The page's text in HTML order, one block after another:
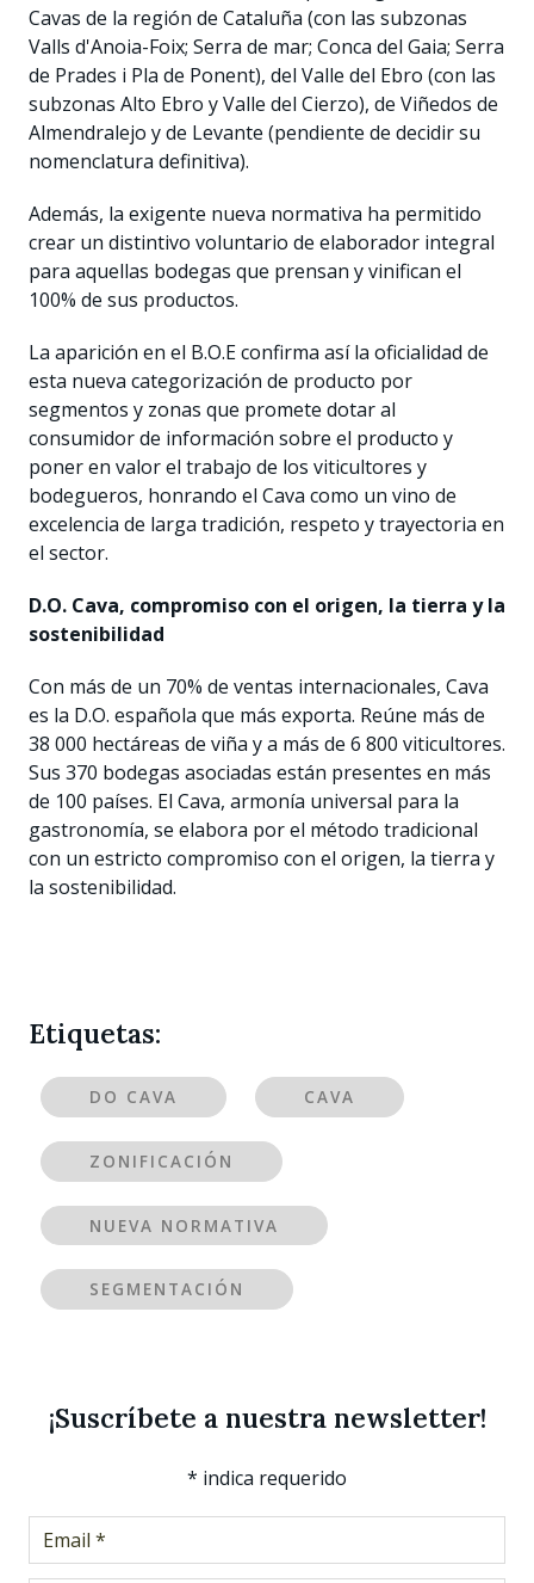
Cavas de la región de Cataluña (con las subzonas
Valls d'Anoia-Foix; Serra de mar; Conca del Gaia; Serra
de Prades i Pla de Ponent), del Valle del Ebro (con las
subzonas Alto Ebro y Valle del Cierzo), de Viñedos de
Almendralejo y de Levante (pendiente de decidir su
nomenclatura definitiva).
Además, la exigente nueva normativa ha permitido
crear un distintivo voluntario de elaborador integral
para aquellas bodegas que prensan y vinifican el
100% de sus productos.
La aparición en el B.O.E confirma así la oficialidad de
esta nueva categorización de producto por
segmentos y zonas que promete dotar al
consumidor de información sobre el producto y
poner en valor el trabajo de los viticultores y
bodegueros, honrando el Cava como un vino de
excelencia de larga tradición, respeto y trayectoria en
el sector.
D.O. Cava, compromiso con el origen, la tierra y la
sostenibilidad
Con más de un 70% de ventas internacionales, Cava
es la D.O. española que más exporta. Reúne más de
38 000 hectáreas de viña y a más de 6 800 viticultores.
Sus 370 bodegas asociadas están presentes en más
de 100 países. El Cava, armonía universal para la
gastronomía, se elabora por el método tradicional
con un estricto compromiso con el origen, la tierra y
la sostenibilidad.
Etiquetas:
DO CAVA CAVA
ZONIFICACIÓN
NUEVA NORMATIVA
SEGMENTACIÓN
¡Suscríbete a nuestra newsletter!
* indica requerido